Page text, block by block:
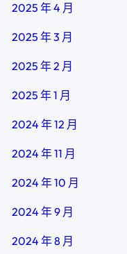
2025 年 4 月
2025 年 3 月
2025 年 2 月
2025 年 1 月
2024 年 12 月
2024 年 11 月
2024 年 10 月
2024 年 9 月
2024 年 8 月